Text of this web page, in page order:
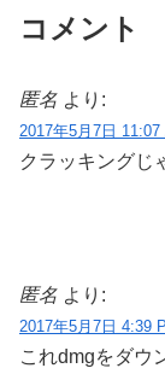
コメント
匿名 より:
2017年5月7日 11:07
クラッキングじ
匿名 より:
2017年5月7日 4:39
これdmgをダウ